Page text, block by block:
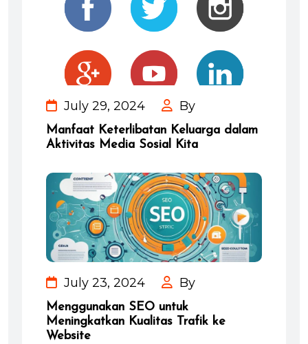
July 29, 2024 By
Manfaat Keterlibatan Keluarga dalam
Aktivitas Media Sosial Kita
July 23, 2024 By
Menggunakan SEO untuk
Meningkatkan Kualitas Trafik ke
Website